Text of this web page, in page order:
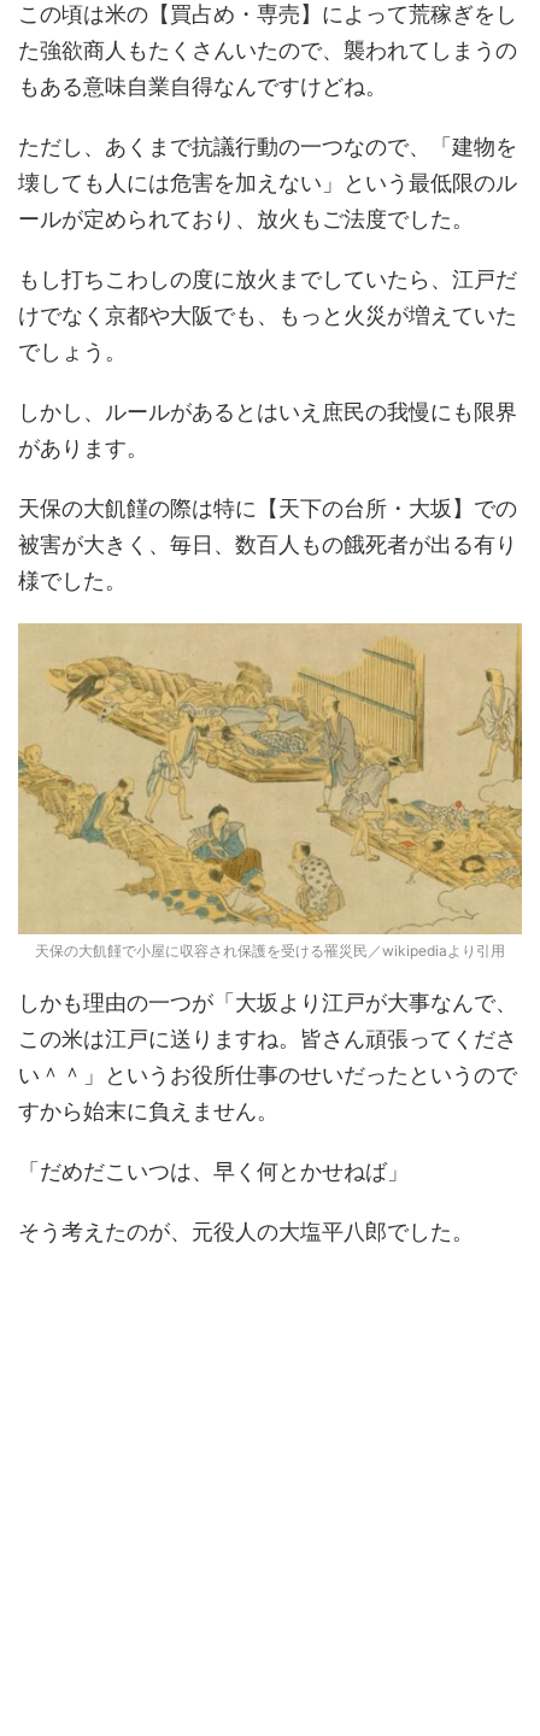
この頃は米の【買占め・専売】によって荒稼ぎをし
た強欲商人もたくさんいたので、襲われてしまうの
もある意味自業自得なんですけどね。
ただし、あくまで抗議行動の一つなので、「建物を
壊しても人には危害を加えない」という最低限のル
ールが定められており、放火もご法度でした。
もし打ちこわしの度に放火までしていたら、江戸だ
けでなく京都や大阪でも、もっと火災が増えていた
でしょう。
しかし、ルールがあるとはいえ庶民の我慢にも限界
があります。
天保の大飢饉の際は特に【天下の台所・大坂】での
被害が大きく、毎日、数百人もの餓死者が出る有り
様でした。
天保の大飢饉で小屋に収容され保護を受ける罹災民／wikipediaより引用
しかも理由の一つが「大坂より江戸が大事なんで、
この米は江戸に送りますね。皆さん頑張ってくださ
い＾＾」というお役所仕事のせいだったというので
すから始末に負えません。
「だめだこいつは、早く何とかせねば」
そう考えたのが、元役人の大塩平八郎でした。